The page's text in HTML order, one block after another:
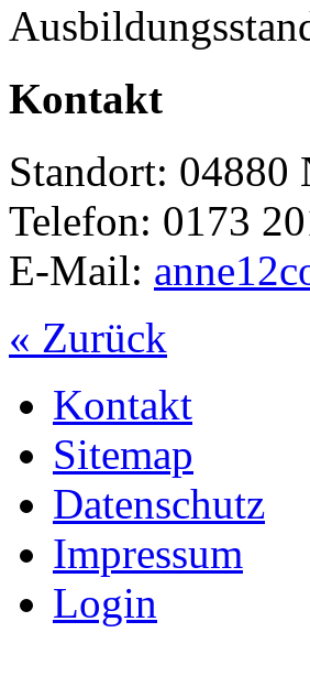
Kontakt
Standort: 04880
Telefon: 0173
E-Mail:
« Zurück
Kontakt
Sitemap
Datenschutz
Impressum
Login